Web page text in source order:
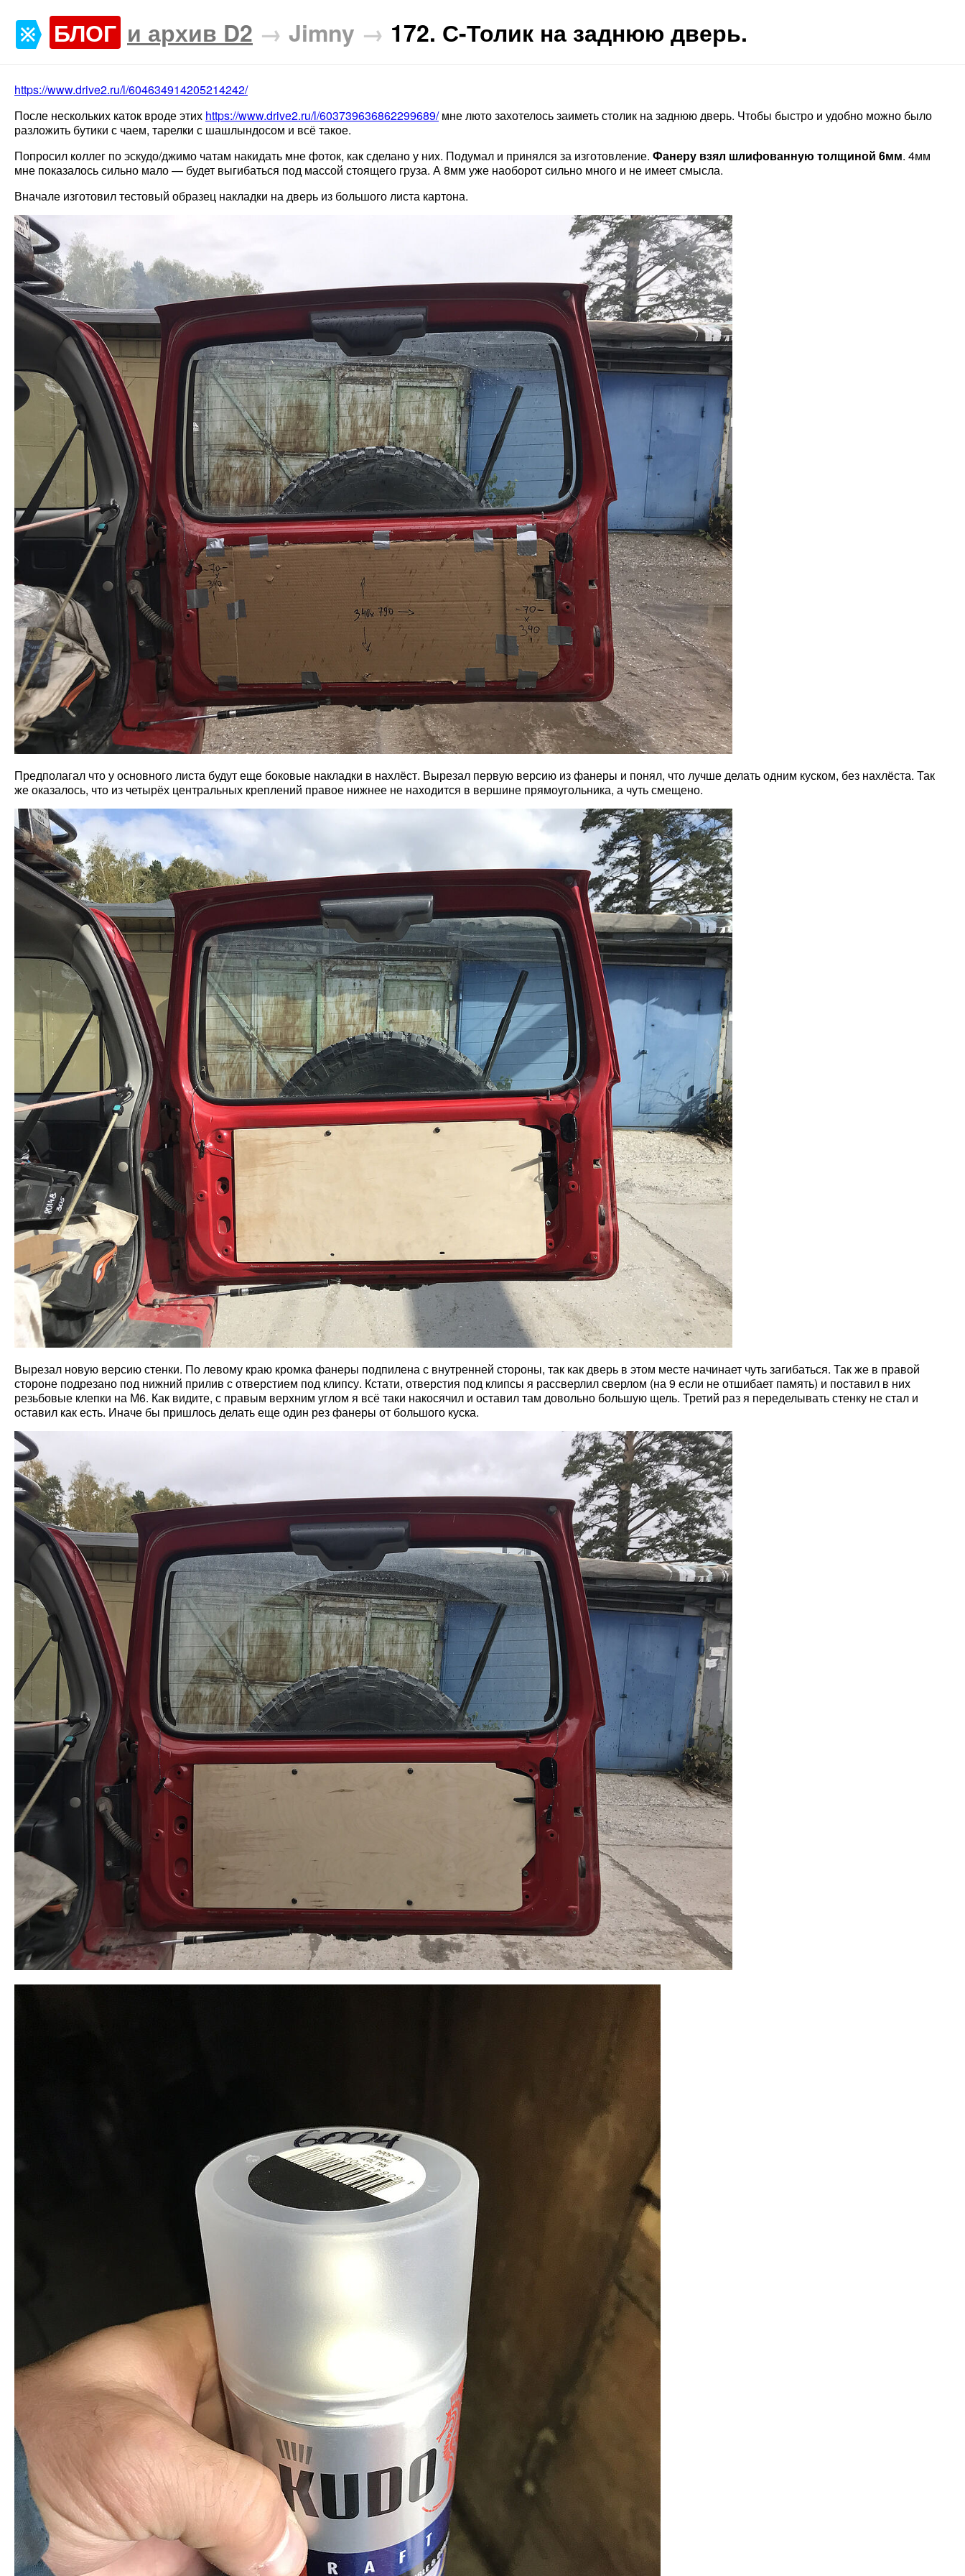
БЛОГ и архив D2 → Jimny → 172. С-Толик на заднюю дверь.
https://www.drive2.ru/l/604634914205214242/
После нескольких каток вроде этих https://www.drive2.ru/l/603739636862299689/мне люто захотелось заиметь столик на заднюю дверь. Чтобы быстро и удобно можно было
разложить бутики с чаем, тарелки с шашлындосом и всё такое.
Попросил коллег по эскудо/джимо чатам накидать мне фоток, как сделано у них. Подумал и принялся за изготовление. Фанеру взял шлифованную толщиной 6мм. 4мм
мне показалось сильно мало — будет выгибаться под массой стоящего груза. А 8мм уже наоборот сильно много и не имеет смысла.
Вначале изготовил тестовый образец накладки на дверь из большого листа картона.
Предполагал что у основного листа будут еще боковые накладки в нахлёст. Вырезал первую версию из фанеры и понял, что лучше делать одним куском, без нахлёста. Так
же оказалось, что из четырёх центральных креплений правое нижнее не находится в вершине прямоугольника, а чуть смещено.
Вырезал новую версию стенки. По левому краю кромка фанеры подпилена с внутренней стороны, так как дверь в этом месте начинает чуть загибаться. Так же в правой
стороне подрезано под нижний прилив с отверстием под клипсу. Кстати, отверстия под клипсы я рассверлил сверлом (на 9 если не отшибает память) и поставил в них
резьбовые клепки на М6. Как видите, с правым верхним углом я всё таки накосячил и оставил там довольно большую щель. Третий раз я переделывать стенку не стал и
оставил как есть. Иначе бы пришлось делать еще один рез фанеры от большого куска.